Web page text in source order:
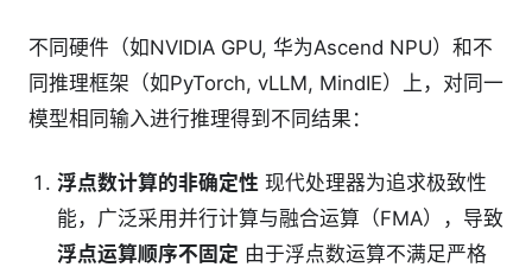
不同硬件（如NVIDIA GPU, 华为Ascend NPU）和不
同推理框架（如PyTorch, vLLM, MindIE）上，对同一
模型相同输入进行推理得到不同结果：
浮点数计算的非确定性 现代处理器为追求极致性
能，广泛采用并行计算与融合运算（FMA），导致
浮点运算顺序不固定 由于浮点数运算不满足严格